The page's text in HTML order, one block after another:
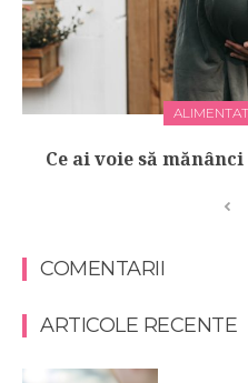
Ce ai voie să
COMENTARII
ARTICOLE RECENTE